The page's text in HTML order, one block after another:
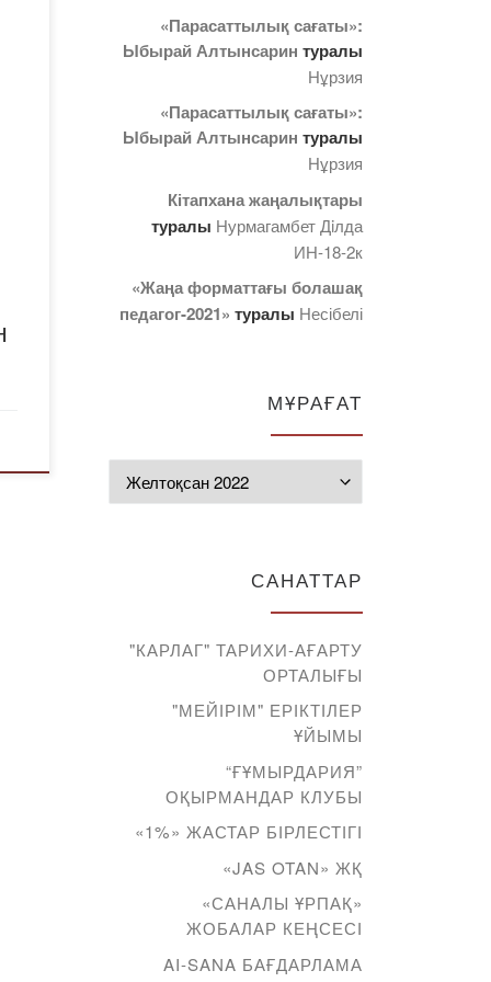
«Парасаттылық сағаты»:
Ыбырай Алтынсарин туралы
Нұрзия
«Парасаттылық сағаты»:
Ыбырай Алтынсарин туралы
Нұрзия
Кітапхана жаңалықтары
туралы Нурмагамбет Дiлда
ИН-18-2к
«Жаңа форматтағы болашақ
педагог-2021» туралы Несібелі
МҰРАҒАТ
САНАТТАР
"КАРЛАГ" ТАРИХИ-АҒАРТУ
ОРТАЛЫҒЫ
"МЕЙІРІМ" ЕРІКТІЛЕР
ҰЙЫМЫ
“ҒҰМЫРДАРИЯ”
ОҚЫРМАНДАР КЛУБЫ
«1%» ЖАСТАР БІРЛЕСТІГІ
«JAS OTAN» ЖҚ
«САНАЛЫ ҰРПАҚ»
ЖОБАЛАР КЕҢСЕСІ
AI-SANA БАҒДАРЛАМА